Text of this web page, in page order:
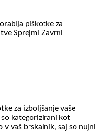
piškotke za
Sprejmi Zavrni
za izboljšanje vaše
kategorizirani kot
vaš brskalnik, saj so nujni